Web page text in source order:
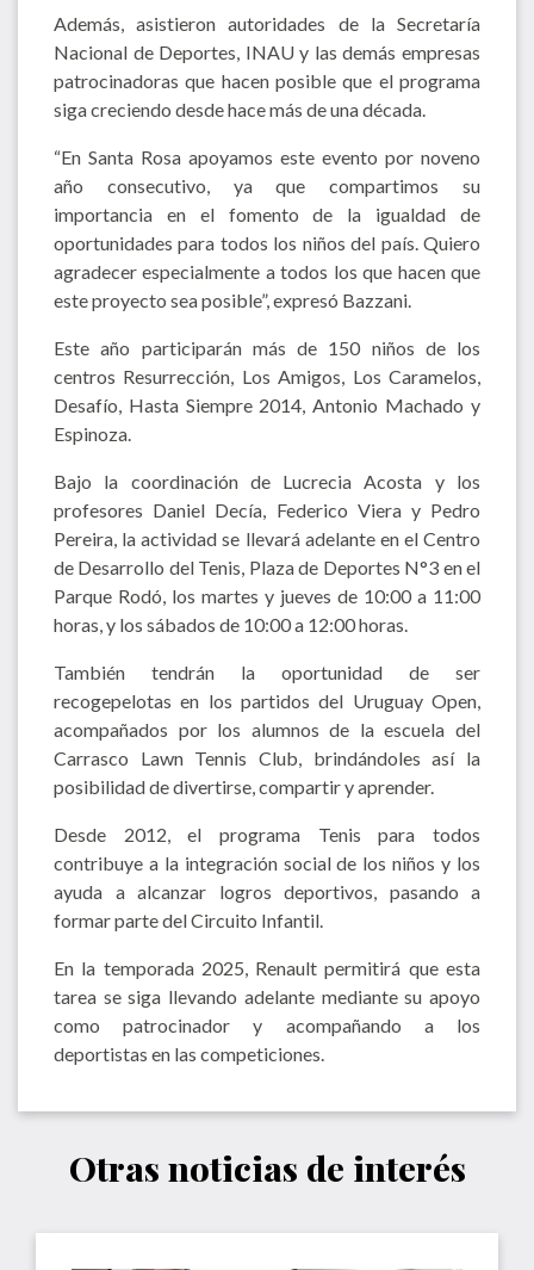
Además, asistieron autoridades de la Secretaría
Nacional de Deportes, INAU y las demás empresas
patrocinadoras que hacen posible que el programa
siga creciendo desde hace más de una década.
“En Santa Rosa apoyamos este evento por noveno
año consecutivo, ya que compartimos su
importancia en el fomento de la igualdad de
oportunidades para todos los niños del país. Quiero
agradecer especialmente a todos los que hacen que
este proyecto sea posible”, expresó Bazzani.
Este año participarán más de 150 niños de los
centros Resurrección, Los Amigos, Los Caramelos,
Desafío, Hasta Siempre 2014, Antonio Machado y
Espinoza.
Bajo la coordinación de Lucrecia Acosta y los
profesores Daniel Decía, Federico Viera y Pedro
Pereira, la actividad se llevará adelante en el Centro
de Desarrollo del Tenis, Plaza de Deportes N°3 en el
Parque Rodó, los martes y jueves de 10:00 a 11:00
horas, y los sábados de 10:00 a 12:00 horas.
También tendrán la oportunidad de ser
recogepelotas en los partidos del Uruguay Open,
acompañados por los alumnos de la escuela del
Carrasco Lawn Tennis Club, brindándoles así la
posibilidad de divertirse, compartir y aprender.
Desde 2012, el programa Tenis para todos
contribuye a la integración social de los niños y los
ayuda a alcanzar logros deportivos, pasando a
formar parte del Circuito Infantil.
En la temporada 2025, Renault permitirá que esta
tarea se siga llevando adelante mediante su apoyo
como patrocinador y acompañando a los
deportistas en las competiciones.
Otras noticias de interés